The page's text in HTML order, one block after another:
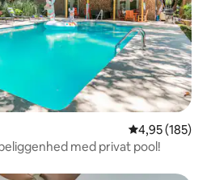
4,95 ud af 5 i
4,95 (185)
med privat pool!